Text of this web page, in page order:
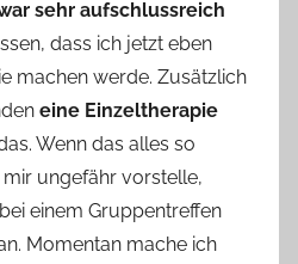
sehr aufschlussreich
dass ich jetzt eben
machen werde. Zusätzlich
eine Einzeltherapie
Wenn das alles so
ungefähr vorstelle,
einem Gruppentreffen
Momentan mache ich